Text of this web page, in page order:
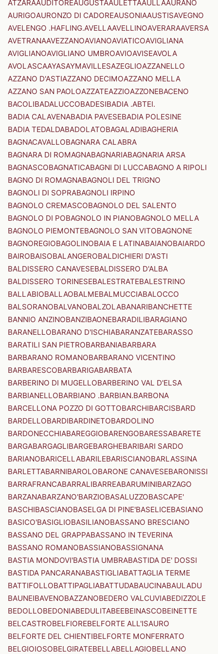
ATZARAAUDITOREAUGUSTAAULETTAAULLAAURANO
AURIGOAURONZO DI CADOREAUSONIAAUSTISAVEGNO
AVELENGO .HAFLING.AVELLAAVELLINOAVERARAAVERSA
AVETRANAAVEZZANOAVIANOAVIATICOAVIGLIANA
AVIGLIANOAVIGLIANO UMBROAVIOAVISEAVOLA
AVOLASCAAYASAYMAVILLESAZEGLIOAZZANELLO
AZZANO D'ASTIAZZANO DECIMOAZZANO MELLA
AZZANO SAN PAOLOAZZATEAZZIOAZZONEBACENO
BACOLIBADALUCCOBADESIBADIA .ABTEI.
BADIA CALAVENABADIA PAVESEBADIA POLESINE
BADIA TEDALDABADOLATOBAGALADIBAGHERIA
BAGNACAVALLOBAGNARA CALABRA
BAGNARA DI ROMAGNABAGNARIABAGNARIA ARSA
BAGNASCOBAGNATICABAGNI DI LUCCABAGNO A RIPOLI
BAGNO DI ROMAGNABAGNOLI DEL TRIGNO
BAGNOLI DI SOPRABAGNOLI IRPINO
BAGNOLO CREMASCOBAGNOLO DEL SALENTO
BAGNOLO DI POBAGNOLO IN PIANOBAGNOLO MELLA
BAGNOLO PIEMONTEBAGNOLO SAN VITOBAGNONE
BAGNOREGIOBAGOLINOBAIA E LATINABAIANOBAIARDO
BAIROBAISOBALANGEROBALDICHIERI D'ASTI
BALDISSERO CANAVESEBALDISSERO D'ALBA
BALDISSERO TORINESEBALESTRATEBALESTRINO
BALLABIOBALLAOBALMEBALMUCCIABALOCCO
BALSORANOBALVANOBALZOLABANARIBANCHETTE
BANNIO ANZINOBANZIBAONEBARADILIBARAGIANO
BARANELLOBARANO D'ISCHIABARANZATEBARASSO
BARATILI SAN PIETROBARBANIABARBARA
BARBARANO ROMANOBARBARANO VICENTINO
BARBARESCOBARBARIGABARBATA
BARBERINO DI MUGELLOBARBERINO VAL D'ELSA
BARBIANELLOBARBIANO .BARBIAN.BARBONA
BARCELLONA POZZO DI GOTTOBARCHIBARCISBARD
BARDELLOBARDIBARDINETOBARDOLINO
BARDONECCHIABAREGGIOBARENGOBARESSABARETE
BARGABARGAGLIBARGEBARGHEBARIBARI SARDO
BARIANOBARICELLABARILEBARISCIANOBARLASSINA
BARLETTABARNIBAROLOBARONE CANAVESEBARONISSI
BARRAFRANCABARRALIBARREABARUMINIBARZAGO
BARZANABARZANO'BARZIOBASALUZZOBASCAPE'
BASCHIBASCIANOBASELGA DI PINE'BASELICEBASIANO
BASICO'BASIGLIOBASILIANOBASSANO BRESCIANO
BASSANO DEL GRAPPABASSANO IN TEVERINA
BASSANO ROMANOBASSIANOBASSIGNANA
BASTIA MONDOVI'BASTIA UMBRABASTIDA DE' DOSSI
BASTIDA PANCARANABASTIGLIABATTAGLIA TERME
BATTIFOLLOBATTIPAGLIABATTUDABAUCINABAULADU
BAUNEIBAVENOBAZZANOBEDERO VALCUVIABEDIZZOLE
BEDOLLOBEDONIABEDULITABEEBEINASCOBEINETTE
BELCASTROBELFIOREBELFORTE ALL'ISAURO
BELFORTE DEL CHIENTIBELFORTE MONFERRATO
BELGIOIOSOBELGIRATEBELLABELLAGIOBELLANO